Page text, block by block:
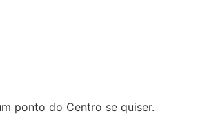
ponto do Centro se quiser.